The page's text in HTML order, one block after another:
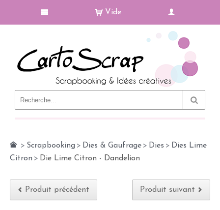
Vide
> Scrapbooking > Dies & Gaufrage > Dies > Dies Lime
Citron > Die Lime Citron - Dandelion
Produit précédent Produit suivant